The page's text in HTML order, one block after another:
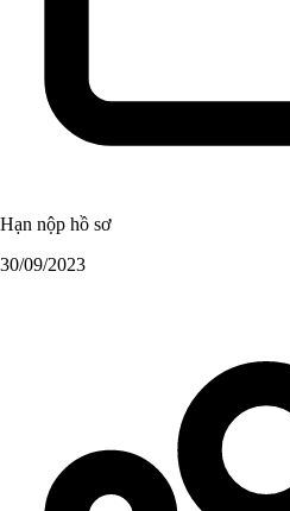
Hạn nộp hồ sơ
30/09/2023